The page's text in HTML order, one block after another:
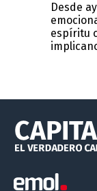
Desde
espíritu